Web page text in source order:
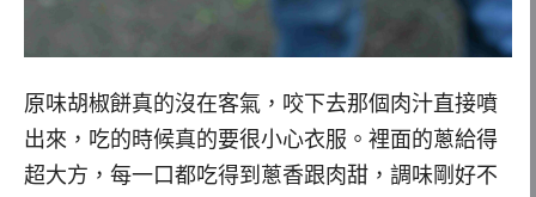
原味胡椒餅真的沒在客氣，咬下去那個肉汁直接噴
出來，吃的時候真的要很小心衣服。裡面的蔥給得
超大方，每一口都吃得到蔥香跟肉甜，調味剛好不